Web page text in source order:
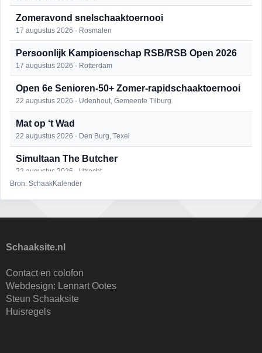
Zomeravond snelschaaktoernooi
17 augustus 2026 · Rosmalen
Persoonlijk Kampioenschap RSB/RSB Open 2026
17 augustus 2026 · Rotterdam
Open 6e Senioren-50+ Zomer-rapidschaaktoernooi
22 augustus 2026 · Udenhout, Gemeente Tilburg
Mat op ‘t Wad
22 augustus 2026 · Den Burg, Texel
Simultaan The Butcher
22 augustus 2026 · Utrecht
25 augustus 2026 · Bunschoten-Spakenburg
27 augustus 2026 · Delft
KC Open
28 augustus 2026 · Haarlem
Bron: SchaakKalender
Schaaksite.nl
Contact en colofon
Webdesign: Lennart Ootes
Steun Schaaksite
Huisregels